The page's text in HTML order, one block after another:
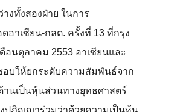
งทั้งสองฝ่าย ในการ
อาเซียน-กลต. ครั้งที่ 13 ที่กรุง
อนตุลาคม 2553 อาเซียนและ
อบให้ยกระดับความสัมพันธ์จาก
นเป็นหุ้นส่วนทางยุทธศาสตร์
ปฏิญญาร่วมว่าด้วยความเป็นหุ้น